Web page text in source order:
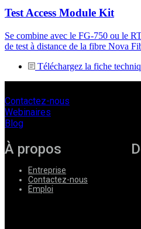
Test Access Module Kit
Se combine avec le FG-750 ou le
de test à distance de la fibre Nova
Téléchargez la fiche
Contactez-nous
Webinaires
Blog
À propos
Entreprise
Contactez-nous
Emploi